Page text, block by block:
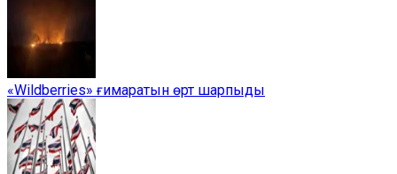
«Wildberries» ғимаратын өрт шарпыды